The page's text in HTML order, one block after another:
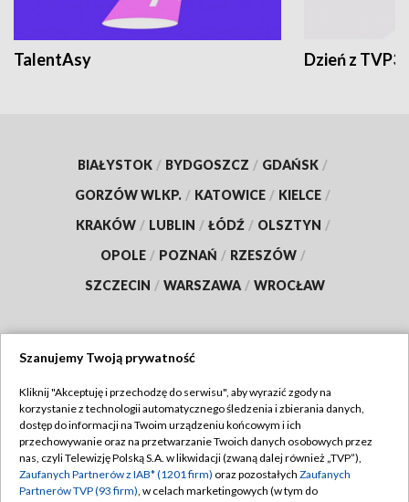
TalentAsy Dzień z TVP3
BIAŁYSTOK / BYDGOSZCZ / GDAŃSK /
GORZÓW WLKP. / KATOWICE / KIELCE /
KRAKÓW / LUBLIN / ŁÓDŹ / OLSZTYN /
OPOLE / POZNAŃ / RZESZÓW /
SZCZECIN / WARSZAWA / WROCŁAW
TVP
Abonament TVP
Emisja w TVP
Regulamin TVP
Polityka prywatności
Szanujemy Twoją prywatność
Kliknij "Akceptuję i przechodzę do serwisu", aby wyrazić zgody na
korzystanie z technologii automatycznego śledzenia i zbierania danych,
dostęp do informacji na Twoim urządzeniu końcowym i ich
przechowywanie oraz na przetwarzanie Twoich danych osobowych przez
nas, czyli Telewizję Polską S.A. w likwidacji (zwaną dalej również „TVP”),
Zaufanych Partnerów z IAB* (1201 firm) oraz pozostałych Zaufanych
Partnerów TVP (93 firm), w celach marketingowych (w tym do